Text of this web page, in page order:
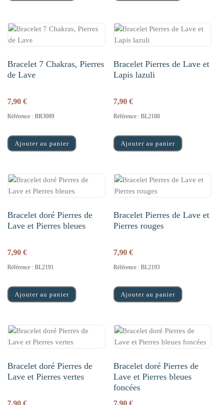
Bracelet 7 Chakras, Pierres
de Lave
7,90 €
Référence : BR3089
Ajouter au panier
Bracelet Pierres de Lave et
Lapis lazuli
7,90€
Référence : BL2188
Ajouter au panier
Bracelet doré Pierres de
Lave et Pierres bleues
7,90 €
Référence : BL2191
Ajouter au panier
Bracelet Pierres de Lave et
Pierres rouges
7,90€
Référence : BL2193
Ajouter au panier
Bracelet doré Pierres de
Lave et Pierres vertes
Bracelet doré Pierres de
Lave et Pierres bleues
foncées